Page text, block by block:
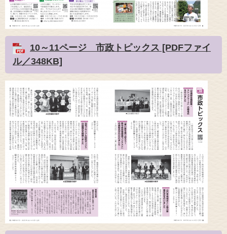
10～11ページ 市政トピックス [PDFファイ
ル／348KB]